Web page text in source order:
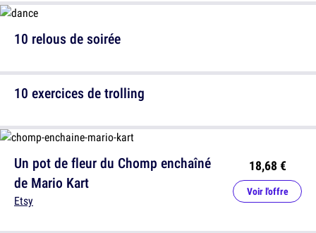
10 exercices de trolling
10 relous de soirée
Un pot de fleur du Chomp enchaîné
de Mario Kart
Etsy
18,68 €
Voir l'offre